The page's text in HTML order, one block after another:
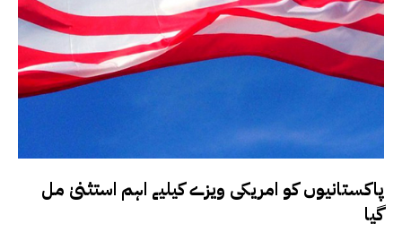
پاکستانیوں کو امریکی ویزے کیلیے اہم استثنیٰ مل
گیا